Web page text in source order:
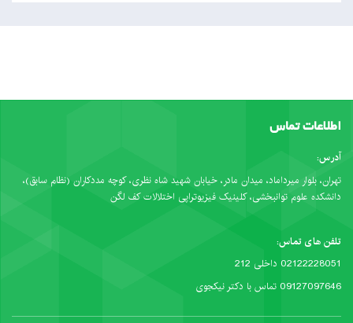
اطلاعات تماس
آدرس:
تهران، بلوار میرداماد، میدان مادر، خیابان شهید شاه نظری، کوچه مددکاران (نظام سابق)،
دانشکده علوم توانبخشی، کلینیک فیزیوتراپی اختلالات کف لگن
تلفن های تماس:
02122228051 داخلی 212
09127097646 تماس با دکتر نیکجوی